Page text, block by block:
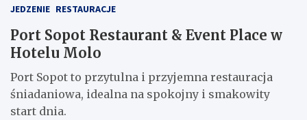
JEDZENIE RESTAURACJE
Port Sopot Restaurant & Event Place w
Hotelu Molo
Port Sopot to przytulna i przyjemna restauracja
śniadaniowa, idealna na spokojny i smakowity
start dnia.